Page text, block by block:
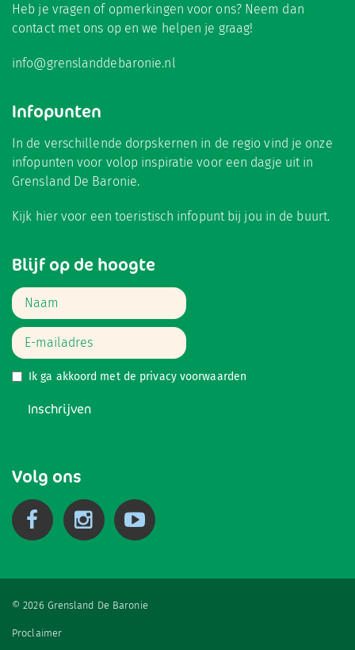
Heb je vragen of opmerkingen voor ons? Neem dan
contact met ons op en we helpen je graag!
info@grenslanddebaronie.nl
Infopunten
In de verschillende dorpskernen in de regio vind je onze
infopunten voor volop inspiratie voor een dagje uit in
Grensland De Baronie.
Kijk hiervoor een toeristisch infopunt bij jou in de buurt.
Blijf op de hoogte
Ik ga akkoord met de privacy voorwaarden
Inschrijven
Volg ons
© 2026 Grensland De Baronie
Proclaimer